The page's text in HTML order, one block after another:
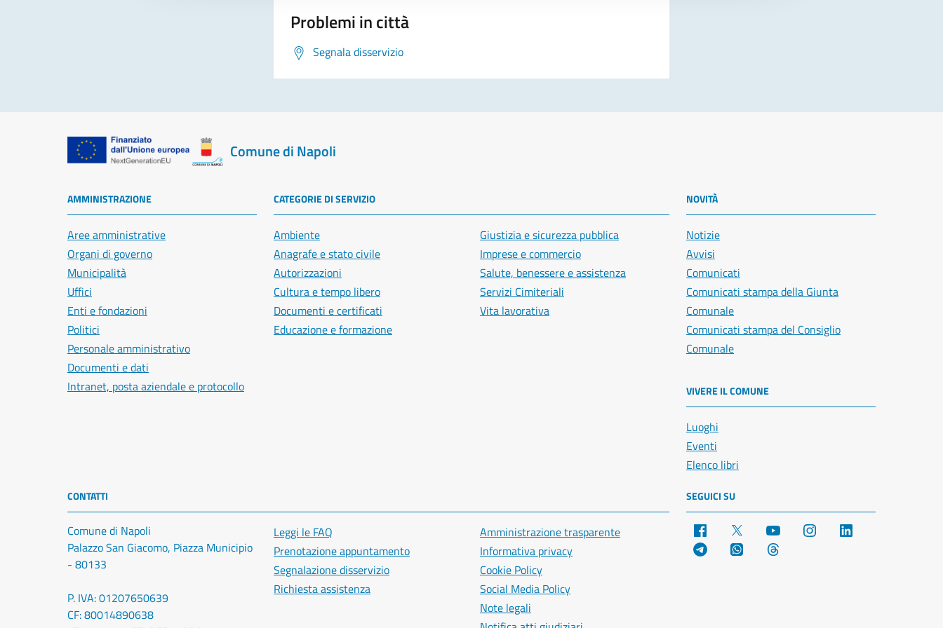
Problemi in città
Segnala disservizio
Comune di Napoli
AMMINISTRAZIONE
Aree amministrative
Organi di governo
Municipalità
Uffici
Enti e fondazioni
Politici
Personale amministrativo
Documenti e dati
Intranet, posta aziendale e protocollo
CATEGORIE DI SERVIZIO
Ambiente
Anagrafe e stato civile
Autorizzazioni
Cultura e tempo libero
Documenti e certificati
Educazione e formazione
Giustizia e sicurezza pubblica
Imprese e commercio
Salute, benessere e assistenza
Servizi Cimiteriali
Vita lavorativa
NOVITÀ
Notizie
Avvisi
Comunicati
Comunicati stampa della Giunta
Comunale
Comunicati stampa del Consiglio
Comunale
VIVERE IL COMUNE
Luoghi
Eventi
Elenco libri
CONTATTI
Comune di Napoli
Palazzo San Giacomo, Piazza Municipio
- 80133
P. IVA: 01207650639
CF: 80014890638
Leggi le FAQ
Prenotazione appuntamento
Segnalazione disservizio
Richiesta assistenza
Amministrazione trasparente
Informativa privacy
Cookie Policy
Social Media Policy
Note legali
SEGUICI SU
Facebook YouTube Instagram
Telegram WhatsApp